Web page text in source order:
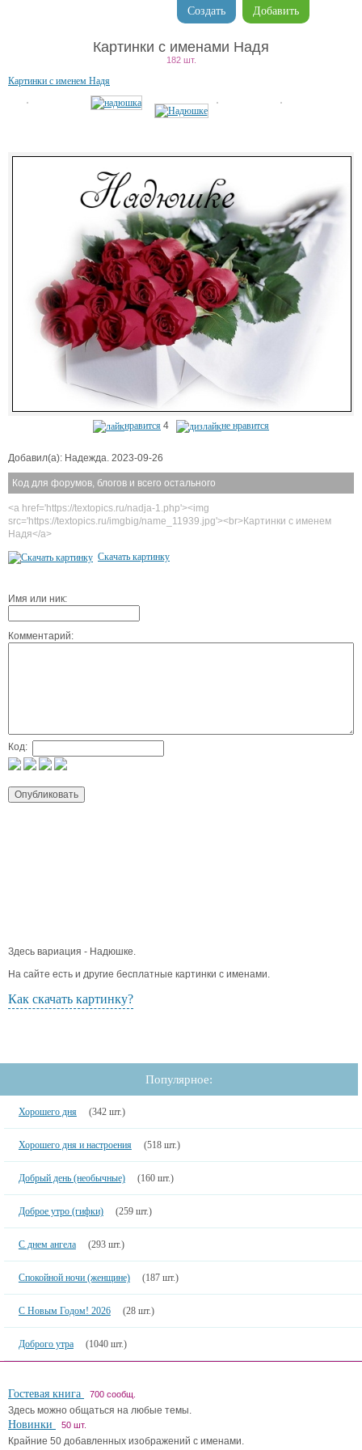
Добавить
Создать
Картинки с именами Надя
182 шт.
Картинки с именем Надя
нравится 4 не нравится
Добавил(а): Надежда. 2023-09-26
Код для форумов, блогов и всего остального
<a href='https://textopics.ru/nadja-1.php'><img
src='https://textopics.ru/imgbig/name_11939.jpg'><br>Картинки с именем
Надя</a>
Скачать картинку
Имя или ник:
Комментарий:
Код:
Здесь вариация - Надюшке.
На сайте есть и другие бесплатные картинки с именами.
Как скачать картинку?
Популярное:
Хорошего дня (342 шт.)
Хорошего дня и настроения (518 шт.)
Добрый день (необычные) (160 шт.)
Доброе утро (гифки) (259 шт.)
С днем ангела (293 шт.)
Спокойной ночи (женщине) (187 шт.)
С Новым Годом! 2026 (28 шт.)
Доброго утра (1040 шт.)
Гостевая книга 700 сообщ.
Здесь можно общаться на любые темы.
Новинки 50 шт.
Крайние 50 добавленных изображений с именами.